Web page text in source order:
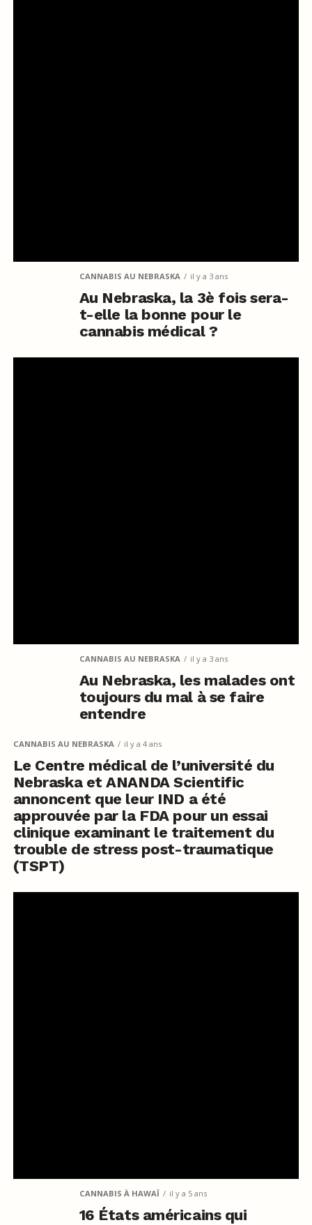
CANNABIS AU NEBRASKA il y a 3 ans
Au Nebraska, la 3è fois sera-
t-elle la bonne pour le
cannabis médical ?
CANNABIS AU NEBRASKA il y a 3 ans
Au Nebraska, les malades ont
toujours du mal à se faire
entendre
CANNABIS AU NEBRASKA il y a 4 ans
Le Centre médical de l’université du
Nebraska et ANANDA Scientific
annoncent que leur IND a été
approuvée par la FDA pour un essai
clinique examinant le traitement du
trouble de stress post-traumatique
(TSPT)
CANNABIS À HAWAÏ il y a 5 ans
16 États américains qui